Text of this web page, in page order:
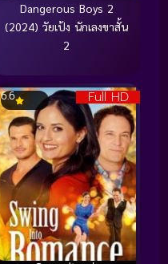
Dangerous Boys 2
(2024) วัยเป้ง นักเลงขาสั้น
2
Full HD
6.6